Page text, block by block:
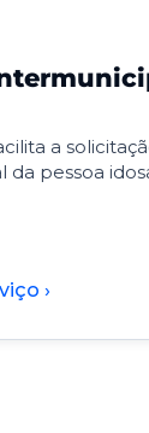
a
da pessoa
›